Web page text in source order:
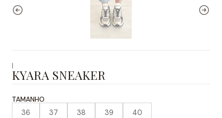
|
KYARA SNEAKER
TAMANHO
36 37 38 39 40